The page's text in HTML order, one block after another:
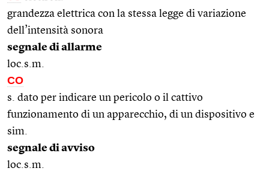
grandezza elettrica con la stessa legge di variazione
dell’intensità sonora
segnale di allarme
loc.s.m.
CO
s. dato per indicare un pericolo o il cattivo
funzionamento di un apparecchio, di un dispositivo e
sim.
segnale di avviso
loc.s.m.